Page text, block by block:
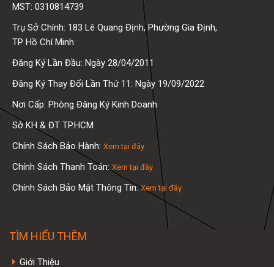
MST: 0310814739
Trụ Sở Chính: 183 Lê Quang Định, Phường Gia Định,
TP Hồ Chí Minh
Đăng Ký Lần Đầu: Ngày 28/04/2011
Đăng Ký Thay Đổi Lần Thứ 11: Ngày 19/09/2022
Nơi Cấp: Phòng Đăng Ký Kinh Doanh
Sở KH & ĐT TP.HCM
Chính Sách Bảo Hành: Xem tại đây
Chính Sách Thanh Toán: Xem tại đây
Chính Sách Bảo Mật Thông Tin:Xem tại đây
TÌM HIỂU THÊM
Giới Thiệu